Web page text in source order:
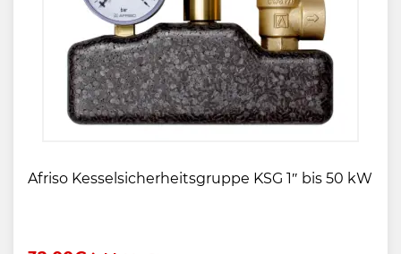
Afriso Kesselsicherheitsgruppe KSG 1″ bis 50 kW